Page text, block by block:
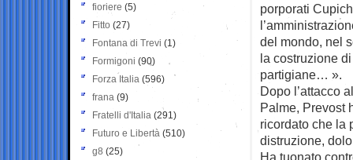
porporati
del mondo, nel
la costruzione
partigiane… ».
Dopo l’attacco
Palme, Prevost
ricordato che la
distruzione,
Ha tuonato
fioriere (5)
Fitto (27)
Fontana di Trevi (1)
Formigoni (90)
Forza Italia (596)
frana (9)
Fratelli d'Italia (291)
Futuro e Libertà (510)
g8 (25)